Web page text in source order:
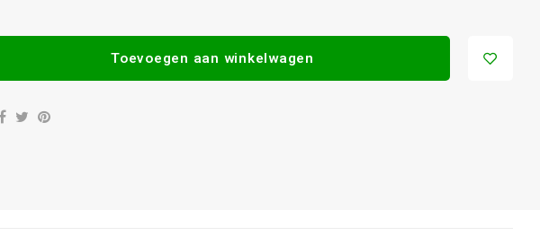
Toevoegen aan winkelwagen